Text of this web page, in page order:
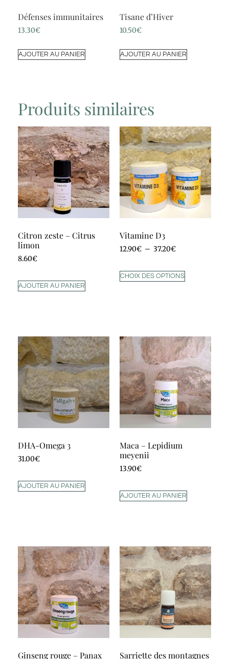
Défenses immunitaires
13.30€
AJOUTER AU PANIER
Tisane d’Hiver
10.50€
AJOUTER AU PANIER
Produits similaires
Citron zeste – Citrus
limon
8.60€
AJOUTER AU PANIER
Vitamine D3
12.90€ – 37.20€
CHOIX DES OPTIONS
DHA-Omega 3
31.00€
AJOUTER AU PANIER
Maca – Lepidium
meyenii
13.90€
AJOUTER AU PANIER
Ginseng rouge – Panax
Sarriette des montagnes